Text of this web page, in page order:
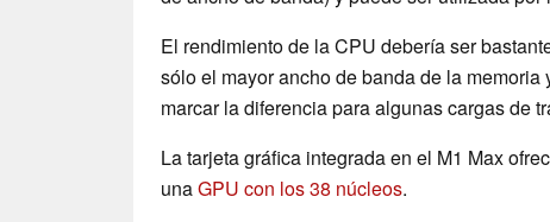
El rendimiento de la CPU debería ser
sólo el mayor ancho de banda de la memoria
marcar la diferencia para algunas cargas de
La tarjeta gráfica integrada en el M1 Max
unaGPU con los 38 núcleos.